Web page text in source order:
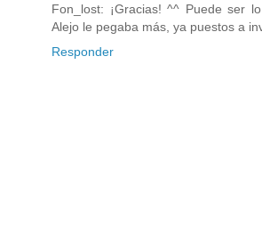
Fon_lost: ¡Gracias! ^^ Puede ser
Alejo le pegaba más, ya puestos a
Responder